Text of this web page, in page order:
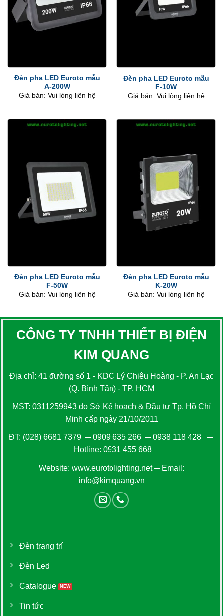
Đèn pha LED Euroto mẫu
A-200W
Giá bán: Vui lòng liên hệ
Đèn pha LED Euroto mẫu
F-10W
Giá bán: Vui lòng liên hệ
Đèn pha LED Euroto mẫu
F-50W
Giá bán: Vui lòng liên hệ
Đèn pha LED Euroto mẫu
K-20W
Giá bán: Vui lòng liên hệ
CÔNG TY TNHH THIẾT BỊ ĐIỆN
KIM QUANG
Địa chỉ: 41 đường số 1 - KDC Lý Chiêu Hoàng - P. An Lạc
(Q. Bình Tân) - TP. HCM
MST: 0311259943 do Sở Kế hoạch & Đầu tư Tp. Hồ Chí
Minh cấp ngày 21/10/2011
ĐT: (028) 6681 7379 ─0909 635 266─0938 118 428─
Hotline: 0931 455 668
Website: www.eurotolighting.net─ Email:
info@kimquang.vn
Đèn trang trí
Đèn Led
Catalogue
Tin tức